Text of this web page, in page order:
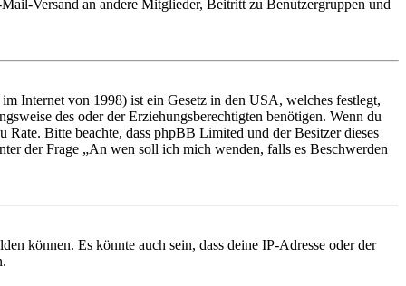
Versand an andere Mitglieder, Beitritt zu Benutzergruppen und
Internet von 1998) ist ein Gesetz in den USA, welches festlegt,
des oder der Erziehungsberechtigten benötigen. Wenn du
Bitte beachte, dass phpBB Limited und der Besitzer dieses
der Frage „An wen soll ich mich wenden, falls es Beschwerden
können. Es könnte auch sein, dass deine IP-Adresse oder der